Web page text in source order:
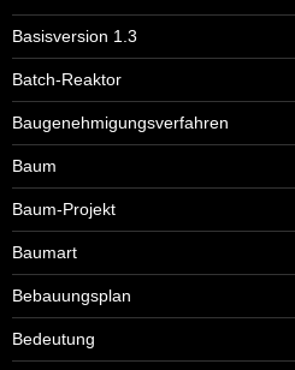
Basisversion 1.3
Batch-Reaktor
Baugenehmigungsverfahren
Baum
Baum-Projekt
Baumart
Bebauungsplan
Bedeutung